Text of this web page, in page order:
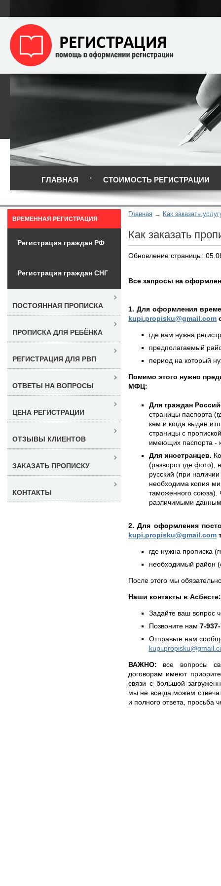
ГЛАВНАЯ СТОИМОСТЬ РЕГИСТРАЦИИ
Главная Как заказать
Как заказать
Обновление страницы:
Все запросы на
1. Для оформления
kupi.propisku@gmail.com
где вам нужна
предполагаемый
период на который
Помимо этого нужно
МФЦ:
Для граждан
страницы паспорта
кем и когда выдан
страницы с
имеющих паспорта -
Для иностранцев.
(разворот где фото),
русский (при
необходима копия
таможенного союза).
различимыми
2. Для оформления
kupi.propisku@gmail.com
где нужна прописка
необходимый район
После этого мы
Наши контакты в Асбесте:
Задайте ваш вопрос
Позвоните нам 7-
Отправьте нам
ВАЖНО: все вопросы
договорам имеют
связи с большой
мы не всегда можем
и полного ответа, просьба
ВРЕМЕННАЯ РЕГИСТРАЦИЯ
Регистрация граждан РФ
Регистрация граждан СНГ
ПОСТОЯННАЯ ПРОПИСКА
ПРОПИСКА ДЛЯ РЕБЁНКА
РЕГИСТРАЦИЯ ДЛЯ РВП
ОТВЕТЫ НА ВОПРОСЫ
ЦЕНА РЕГИСТРАЦИИ
ОТЗЫВЫ КЛИЕНТОВ
ЗАКАЗАТЬ ПРОПИСКУ
КОНТАКТЫ